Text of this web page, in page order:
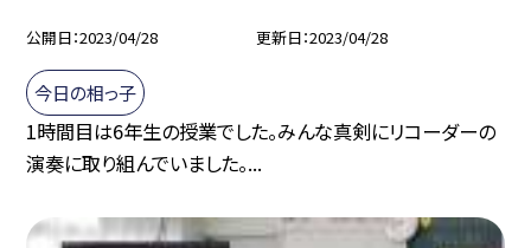
公開日 2023/04/28 更新日 2023/04/28
今日の相っ子
1時間目は6年生の授業でした。みんな真剣にリコーダーの
演奏に取り組んでいました。...